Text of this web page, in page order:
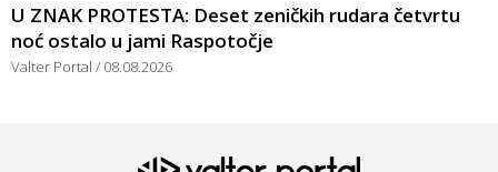
U ZNAK PROTESTA: Deset zeničkih rudara četvrtu
noć ostalo u jami Raspotočje
Valter Portal 08.08.2026